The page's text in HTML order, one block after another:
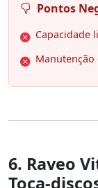
Pontos
Capacidade
Manutenção
6. Raveo
Toca-